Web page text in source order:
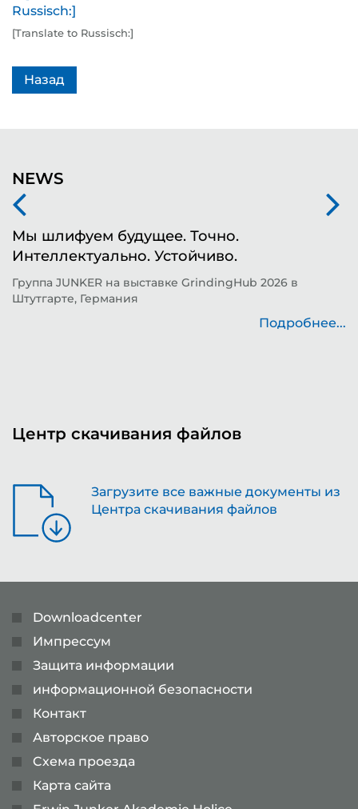
[Translate to Russisch:]
Назад
NEWS
Мы шлифуем будущее. Точно.
Интеллектуально. Устойчиво.
Группа JUNKER на выставке GrindingHub 2026 в
Штутгарте, Германия
Подробнее...
Центр скачивания файлов
Загрузите все важные документы из
Центра скачивания файлов
Downloadcenter
Импрессум
Защита информации
информационной безопасности
Контакт
Авторское право
Cхема проезда
Карта сайта